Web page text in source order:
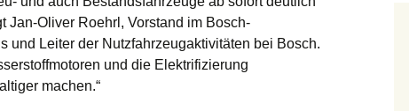
Jan-Oliver Roehrl, Vorstand im Bosch-
und Leiter der Nutzfahrzeugaktivitäten bei Bosch.
und die Elektrifizierung
machen.“